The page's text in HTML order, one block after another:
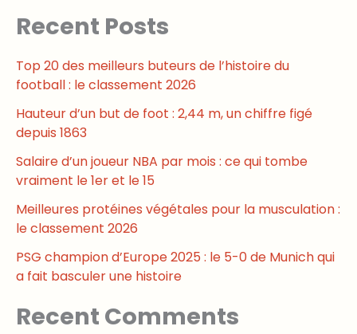
Recent Posts
Top 20 des meilleurs buteurs de l’histoire du
football : le classement 2026
Hauteur d’un but de foot : 2,44 m, un chiffre figé
depuis 1863
Salaire d’un joueur NBA par mois : ce qui tombe
vraiment le 1er et le 15
Meilleures protéines végétales pour la musculation :
le classement 2026
PSG champion d’Europe 2025 : le 5-0 de Munich qui
a fait basculer une histoire
Recent Comments